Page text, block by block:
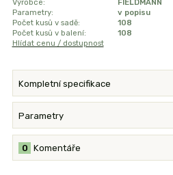
Výrobce:
FIELDMANN
Parametry:
v popisu
Počet kusů v sadě:
108
Počet kusů v balení:
108
Hlídat cenu / dostupnost
Kompletní specifikace
Parametry
Komentáře
0